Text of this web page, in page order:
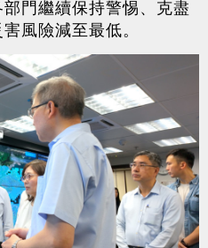
門繼續保持警惕、克盡
風險減至最低。